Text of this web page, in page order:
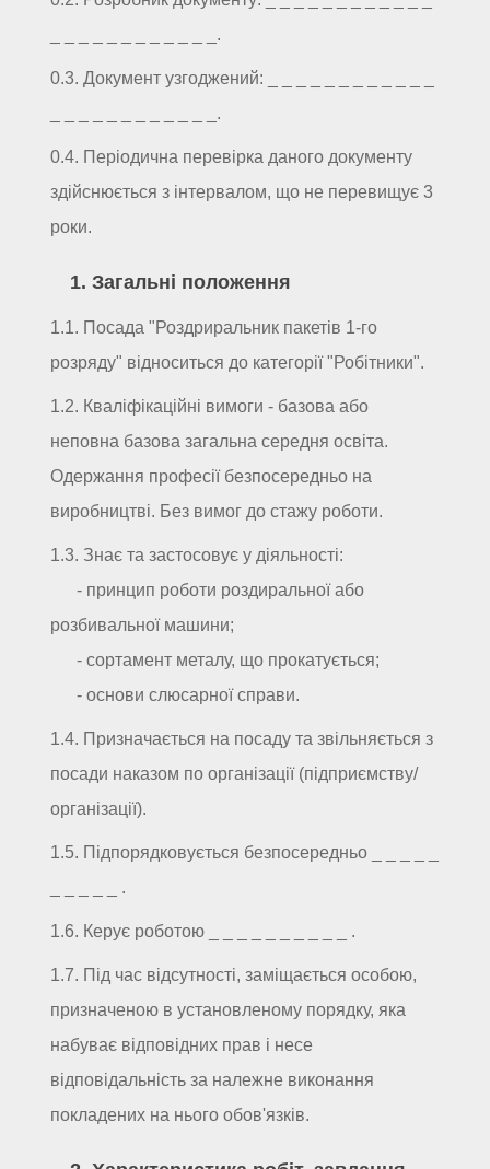
_ _ _ _ _ _ _ _ _ _ _ _.
0.3. Документ узгоджений: _ _ _ _ _ _ _ _ _ _ _ _
_ _ _ _ _ _ _ _ _ _ _ _.
0.4. Періодична перевірка даного документу
здійснюється з інтервалом, що не перевищує 3
роки.
1. Загальні положення
1.1. Посада "Роздриральник пакетів 1-го
розряду" відноситься до категорії "Робітники".
1.2. Кваліфікаційні вимоги - базова або
неповна базова загальна середня освіта.
Одержання професії безпосередньо на
виробництві. Без вимог до стажу роботи.
1.3. Знає та застосовує у діяльності:
- принцип роботи роздиральної або
розбивальної машини;
- сортамент металу, що прокатується;
- основи слюсарної справи.
1.4. Призначається на посаду та звільняється з
посади наказом по організації (підприємству/
організації).
1.5. Підпорядковується безпосередньо _ _ _ _ _
_ _ _ _ _ .
1.6. Керує роботою _ _ _ _ _ _ _ _ _ _ .
1.7. Під час відсутності, заміщається особою,
призначеною в установленому порядку, яка
набуває відповідних прав і несе
відповідальність за належне виконання
покладених на нього обов'язків.